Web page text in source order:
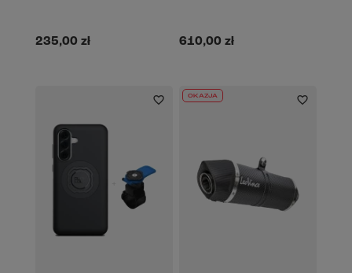
235,00 zł 610,00 zł
OKAZJA